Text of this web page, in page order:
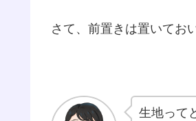
さて、前置きは置いてお
生地って